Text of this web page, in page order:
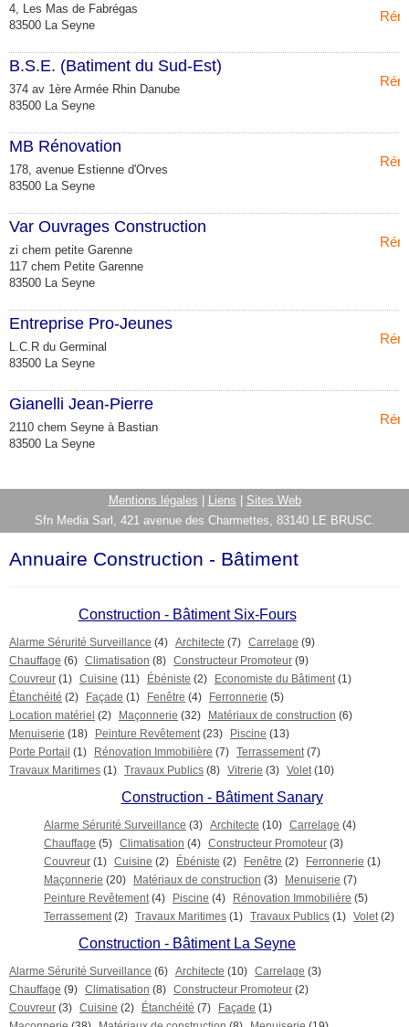
4, Les Mas de Fabrégas
83500 La Seyne
B.S.E. (Batiment du Sud-Est)
374 av 1ère Armée Rhin Danube
83500 La Seyne
MB Rénovation
178, avenue Estienne d'Orves
83500 La Seyne
Var Ouvrages Construction
zi chem petite Garenne
117 chem Petite Garenne
83500 La Seyne
Entreprise Pro-Jeunes
L.C.R du Germinal
83500 La Seyne
Gianelli Jean-Pierre
2110 chem Seyne à Bastian
83500 La Seyne
Mentions légales Liens
Sites Web
Sfn Media Sarl, 421 avenue des Charmettes, 83140 LE BRUSC.
Annuaire Construction - Bâtiment
Construction - Bâtiment Six-Fours
Alarme Sérurité Surveillance (4) Architecte (7) Carrelage (9)
Chauffage (6) Climatisation (8) Constructeur Promoteur (9)
Couvreur (1) Cuisine (11) Ébéniste (2) Economiste du Bâtiment (1)
Étanchéité (2) Façade (1) Fenêtre (4) Ferronnerie (5)
Location matériel (2) Maçonnerie (32) Matériaux de construction (6)
Menuiserie (18) Peinture Revêtement (23) Piscine (13)
Porte Portail (1) Rénovation Immobilière (7) Terrassement (7)
Travaux Maritimes (1) Travaux Publics (8) Vitrerie (3) Volet (10)
Construction - Bâtiment Sanary
Alarme Sérurité Surveillance (3) Architecte (10) Carrelage (4)
Chauffage (5) Climatisation (4) Constructeur Promoteur (3)
Couvreur (1) Cuisine (2) Ébéniste (2) Fenêtre (2) Ferronnerie (1)
Maçonnerie (20) Matériaux de construction (3) Menuiserie (7)
Peinture Revêtement (4) Piscine (4) Rénovation Immobilière (5)
Terrassement (2) Travaux Maritimes (1) Travaux Publics (1) Volet (2)
Construction - Bâtiment La Seyne
Alarme Sérurité Surveillance (6) Architecte (10) Carrelage (3)
Chauffage (9) Climatisation (8) Constructeur Promoteur (2)
Couvreur (3) Cuisine (2) Étanchéité (7) Façade (1)